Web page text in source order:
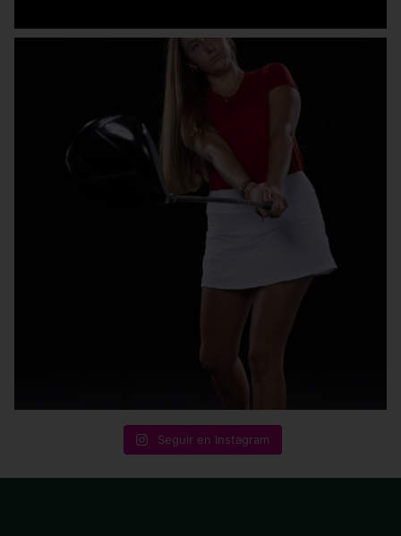
Seguir en Instagram